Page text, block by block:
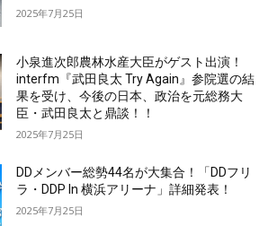
2025年7月25日
小泉進次郎農林水産大臣がゲスト出演！
interfm『武田良太 Try Again』参院選の結
果を受け、今後の日本、政治を元総務大
臣・武田良太と鼎談！！
2025年7月25日
DDメンバー総勢44名が大集合！「DDフリ
ラ・DDP In 横浜アリーナ」詳細発表！
2025年7月25日